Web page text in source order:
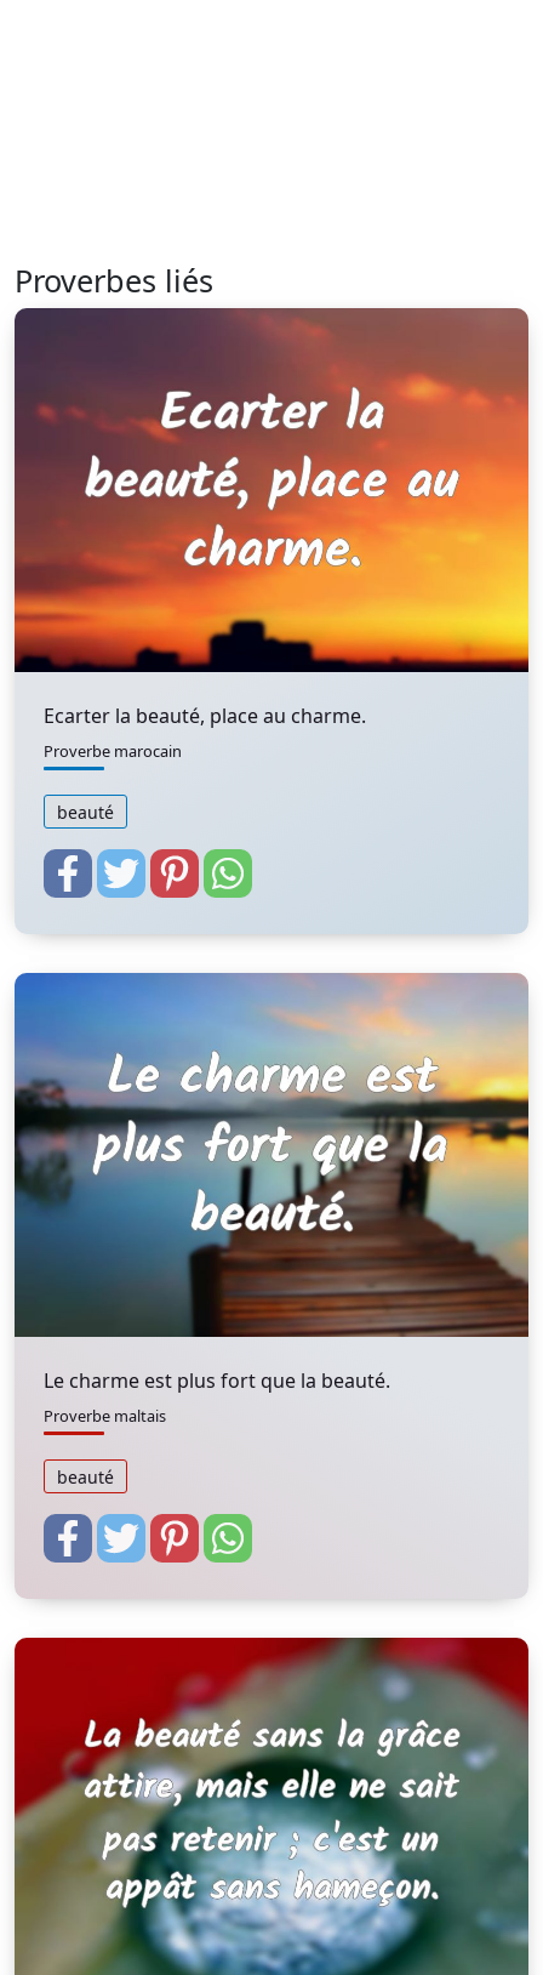
Proverbes liés
Ecarter la beauté, place au charme.
Proverbe marocain
beauté
Le charme est plus fort que la beauté.
Proverbe maltais
beauté